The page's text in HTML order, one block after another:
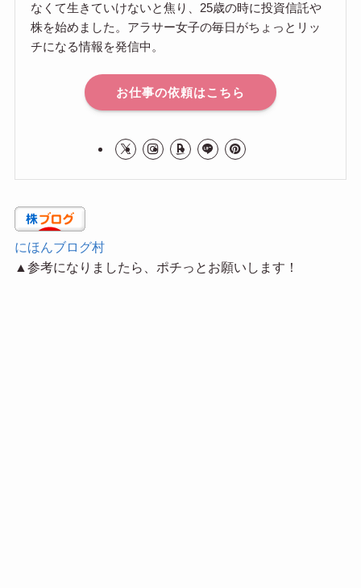
なくて生きていけないと焦り、25歳の時に投資信託や
株を始めました。アラサー女子の毎日がちょっとリッ
チになる情報を発信中。
お仕事の依頼はこちら
にほんブログ村
▲参考になりましたら、ポチっとお願いします！